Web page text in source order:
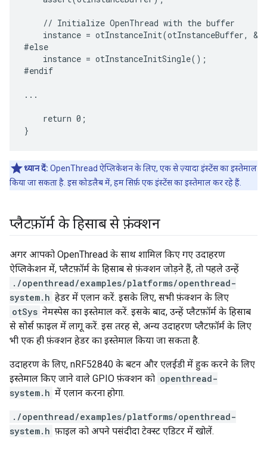
    // Initialize OpenThread with the buffer
instance = otInstanceInit(otInstanceBuffer,
#else
    instance = otInstanceInitSingle();
#endif
...
    return 0;
ध्यान दें: OpenThread ऐप्लिकेशन के लिए, एक से ज़्यादा इंस्टेंस का इस्तेमाल
किया जा सकता है. इस कोडलैब में, हम सिर्फ़ एक इंस्टेंस का इस्तेमाल कर रहे हैं.
प्लैटफ़ॉर्म के हिसाब से फ़ंक्शन
अगर आपको OpenThread के साथ शामिल किए गए उदाहरण
ऐप्लिकेशन में, प्लैटफ़ॉर्म के हिसाब से फ़ंक्शन जोड़ने हैं, तो पहले उन्हें
./openthread/examples/platforms/openthread-
system.h हेडर में एलान करें. इसके लिए, सभी फ़ंक्शन के लिए
otSys नेमस्पेस का इस्तेमाल करें. इसके बाद, उन्हें प्लैटफ़ॉर्म के हिसाब
से सोर्स फ़ाइल में लागू करें. इस तरह से, अन्य उदाहरण प्लैटफ़ॉर्म के लिए
भी एक ही फ़ंक्शन हेडर का इस्तेमाल किया जा सकता है.
उदाहरण के लिए, nRF52840 के बटन और एलईडी में हुक करने के लिए
इस्तेमाल किए जाने वाले GPIO फ़ंक्शन को openthread-
system.h में एलान करना होगा.
./openthread/examples/platforms/openthread-
system.h फ़ाइल को अपने पसंदीदा टेक्स्ट एडिटर में खोलें.